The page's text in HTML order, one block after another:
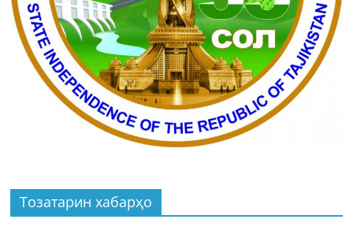
Тозатарин хабарҳо